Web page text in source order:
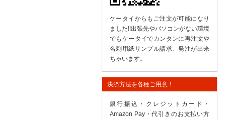
ケータイからもご注文が可能になり
ました!!出張先やパソコンがない環境
でもケータイでカンタンに再注文や
名刺用紙サンプル請求、発注が出来
ちゃいます。
決済方法を各種ご用意！
銀行振込・クレジットカード・
Amazon Pay・代引きのお支払い方